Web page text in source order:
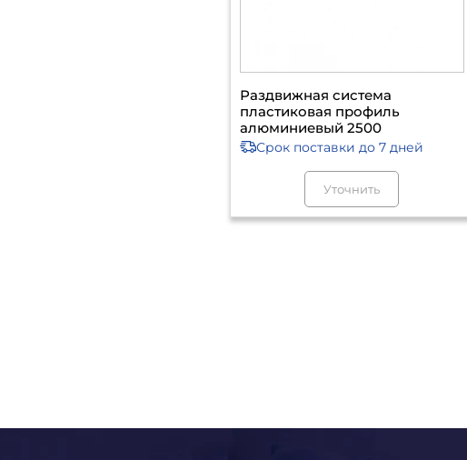
Раздвижная система
пластиковая профиль
алюминиевый 2500
Срок поставки до 7 дней
Уточнить